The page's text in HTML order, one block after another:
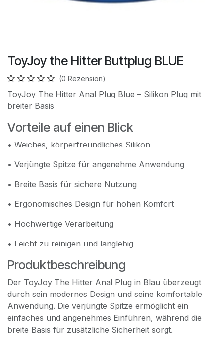
ToyJoy the Hitter Buttplug BLUE
(0 Rezension)
ToyJoy The Hitter Anal Plug Blue – Silikon Plug mit
breiter Basis
Vorteile auf einen Blick
• Weiches, körperfreundliches Silikon
• Verjüngte Spitze für angenehme Anwendung
• Breite Basis für sichere Nutzung
• Ergonomisches Design für hohen Komfort
• Hochwertige Verarbeitung
• Leicht zu reinigen und langlebig
Produktbeschreibung
Der ToyJoy The Hitter Anal Plug in Blau überzeugt
durch sein modernes Design und seine komfortable
Anwendung. Die verjüngte Spitze ermöglicht ein
einfaches und angenehmes Einführen, während die
breite Basis für zusätzliche Sicherheit sorgt.